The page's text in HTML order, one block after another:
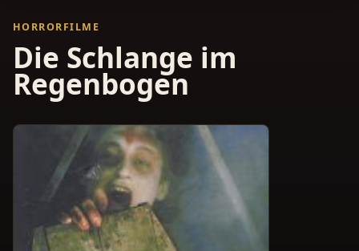
HORRORFILME
Die Schlange im
Regenbogen